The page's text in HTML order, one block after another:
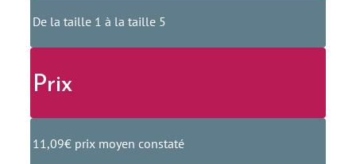
De la taille 1 à la taille 5
Prix
11,09€ prix moyen constaté